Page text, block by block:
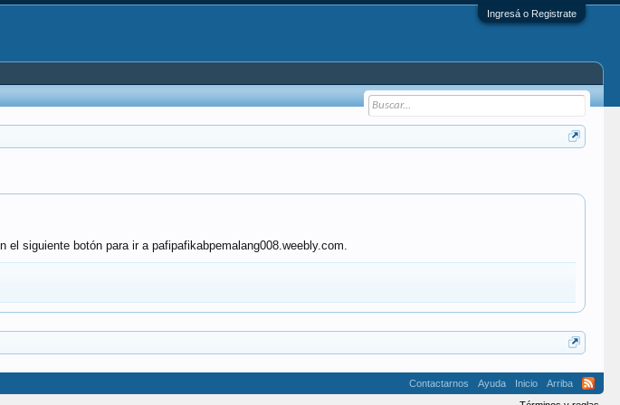
Ingresá o Registrate
siguiente botón para ir a pafipafikabpemalang008.weebly.com.
Contactarnos Ayuda Inicio
Arriba